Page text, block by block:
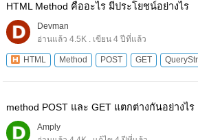
HTML Method คืออะไร มีประโยชน์อย่างไร
Devman
อ่านแล้ว 4.5K . เขียน 4 ปีที่แล้ว
HTML Method POST GET
method POST และ GET แตกต่างกันอย่างไร
Amply